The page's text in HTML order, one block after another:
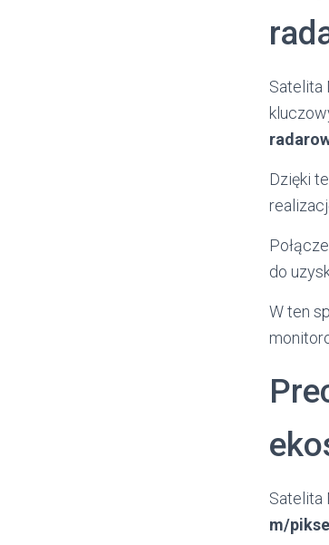
Satelita
Dzięki
do
W ten
Satelita
m/piksel